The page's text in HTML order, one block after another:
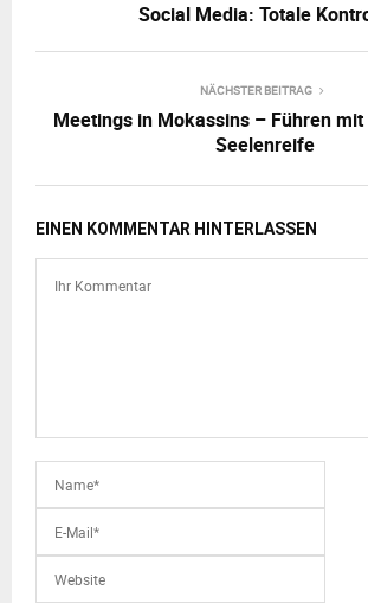
Social Media: Totale
NÄCHSTER BEITRAG
Meetings in Mokassins – Führen
Seelenreife
EINEN KOMMENTAR HINTERLASSEN